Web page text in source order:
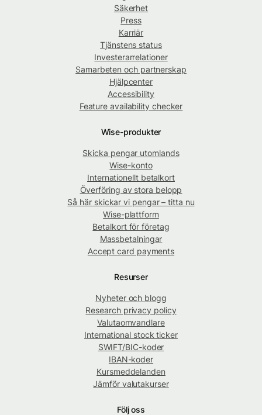
Säkerhet
Press
Karriär
Tjänstens status
Investerarrelationer
Samarbeten och partnerskap
Hjälpcenter
Accessibility
Feature availability checker
Wise-produkter
Skicka pengar utomlands
Wise-konto
Internationellt betalkort
Överföring av stora belopp
Så här skickar vi pengar – titta nu
Wise-plattform
Betalkort för företag
Massbetalningar
Accept card payments
Resurser
Nyheter och blogg
Research privacy policy
Valutaomvandlare
International stock ticker
SWIFT/BIC-koder
IBAN-koder
Kursmeddelanden
Jämför valutakurser
Följ oss